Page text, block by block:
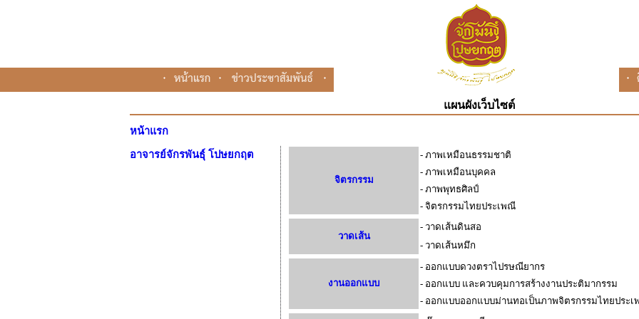
แผนผังเว็บไซต์
หน้าแรก
อาจารย์จักรพันธุ์ โปษยกฤต
จิตรกรรม
- ภาพเหมือนธรรมชาติ
- ภาพเหมือนบุคคล
- ภาพพุทธศิลป์
- จิตรกรรมไทยประเพณี
วาดเส้น
- วาดเส้นดินสอ
- วาดเส้นหมึก
งานออกแบบ
- ออกแบบดวงตราไปรษณียากร
- ออกแบบ และควบคุมการสร้างงานประติมากรรม
- ออกแบบออกแบบม่านทอเป็นภาพจิตรกรรมไทยประ